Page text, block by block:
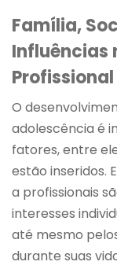
Família,
Influências
O
adolescência é
fatores, entre
estão inseridos.
a profissionais
interesses
até mesmo
durante suas